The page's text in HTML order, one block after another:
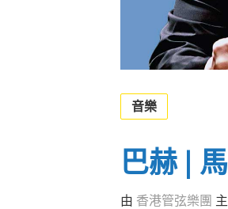
音樂
巴赫 |
由 香港管弦樂團